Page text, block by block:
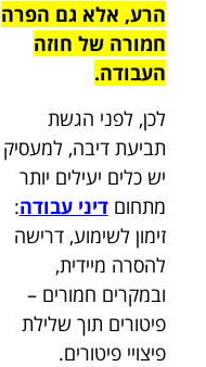
הרע, אלא גם הפרה
חמורה של חוזה
העבודה.
לכן, לפני הגשת
תביעת דיבה, למעסיק
יש כלים יעילים יותר
מתחוםדיני עבודה:
זימון לשימוע, דרישה
להסרה מיידית,
ובמקרים חמורים –
פיטורים תוך שלילת
פיצויי פיטורים.